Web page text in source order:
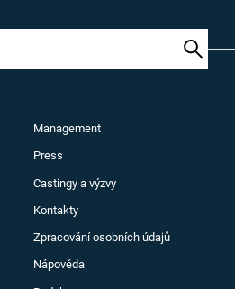
Management
Press
Castingy a výzvy
Kontakty
Zpracování osobních údajů
Nápověda